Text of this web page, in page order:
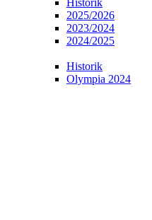
Historik
2025/2026
2023/2024
2024/2025
Historik
Olympia 2024